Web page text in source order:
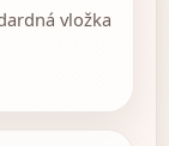
vložka